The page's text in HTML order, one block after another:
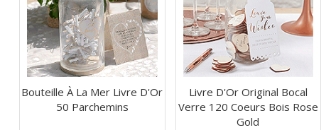
Bouteille À La Mer Livre D'Or
50 Parchemins
Livre D'Or Original Bocal
Verre 120 Coeurs Bois Rose
Gold